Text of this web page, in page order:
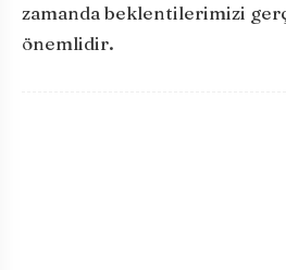
zamanda beklentilerimizi
önemlidir.